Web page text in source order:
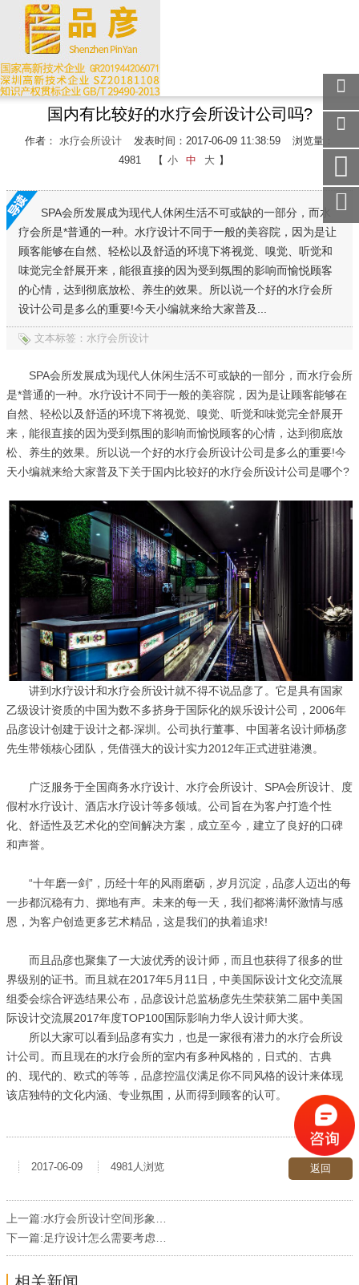
国内有比较好的水疗会所设计公司吗?
作者： 水疗会所设计 发表时间：2017-06-09 11:38:59
浏览量：
4981
【 小 中 大 】
SPA会所发展成为现代人休闲生活不可或缺的一部分，而水
疗会所是*普通的一种。水疗设计不同于一般的美容院，因为是让
顾客能够在自然、轻松以及舒适的环境下将视觉、嗅觉、听觉和
味觉完全舒展开来，能很直接的因为受到氛围的影响而愉悦顾客
的心情，达到彻底放松、养生的效果。所以说一个好的水疗会所
设计公司是多么的重要!今天小编就来给大家普及...
文本标签：水疗会所设计
SPA会所发展成为现代人休闲生活不可或缺的一部分，而水疗会所
是*普通的一种。水疗设计不同于一般的美容院，因为是让顾客能够在
自然、轻松以及舒适的环境下将视觉、嗅觉、听觉和味觉完全舒展开
来，能很直接的因为受到氛围的影响而愉悦顾客的心情，达到彻底放
松、养生的效果。所以说一个好的水疗会所设计公司是多么的重要!今
天小编就来给大家普及下关于国内比较好的水疗会所设计公司是哪个?
讲到水疗设计和水疗会所设计就不得不说品彦了。它是具有国家
乙级设计资质的中国为数不多挤身于国际化的娱乐设计公司，2006年
品彦设计创建于设计之都-深圳。公司执行董事、中国著名设计师杨彦
先生带领核心团队，凭借强大的设计实力2012年正式进驻港澳。
广泛服务于全国商务水疗设计、水疗会所设计、SPA会所设计、度
假村水疗设计、酒店水疗设计等多领域。公司旨在为客户打造个性
化、舒适性及艺术化的空间解决方案，成立至今，建立了良好的口碑
和声誉。
“十年磨一剑”，历经十年的风雨磨砺，岁月沉淀，品彦人迈出的每
一步都沉稳有力、掷地有声。未来的每一天，我们都将满怀激情与感
恩，为客户创造更多艺术精品，这是我们的执着追求!
而且品彦也聚集了一大波优秀的设计师，而且也获得了很多的世
界级别的证书。而且就在2017年5月11日，中美国际设计文化交流展
组委会综合评选结果公布，品彦设计总监杨彦先生荣获第二届中美国
际设计交流展2017年度TOP100国际影响力华人设计师大奖。
所以大家可以看到品彦有实力，也是一家很有潜力的水疗会所设
计公司。而且现在的水疗会所的室内有多种风格的，日式的、古典
的、现代的、欧式的等等，品彦控温仪满足你不同风格的设计来体现
该店独特的文化内涵、专业氛围，从而得到顾客的认可。
返回
2017-06-09 4981人浏览
上一篇:水疗会所设计空间形象的塑造!
下一篇:足疗设计怎么需要考虑哪些呢?
关注
微信
在线
手机
访问
服务
热线
回到
顶部